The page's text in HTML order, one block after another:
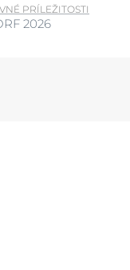
PRÍLEŽITOSTI
2026